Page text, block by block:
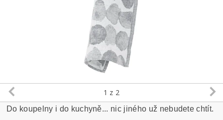
1 z 2
Do koupelny i do kuchyně... nic jiného už nebudete chtít.